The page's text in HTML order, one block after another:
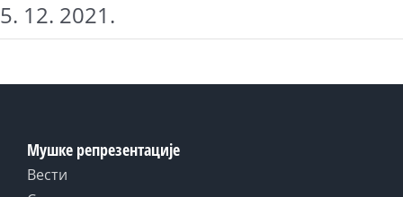
5. 12. 2021.
Мушке репрезентације
Вести